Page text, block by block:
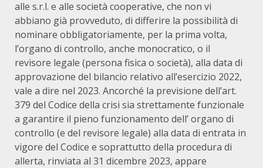
alle s.r.l. e alle società cooperative, che non vi
abbiano già provveduto, di differire la possibilità di
nominare obbligatoriamente, per la prima volta,
l’organo di controllo, anche monocratico, o il
revisore legale (persona fisica o società), alla data di
approvazione del bilancio relativo all’esercizio 2022,
vale a dire nel 2023. Ancorché la previsione dell’art.
379 del Codice della crisi sia strettamente funzionale
a garantire il pieno funzionamento dell’ organo di
controllo (e del revisore legale) alla data di entrata in
vigore del Codice e soprattutto della procedura di
allerta, rinviata al 31 dicembre 2023, appare